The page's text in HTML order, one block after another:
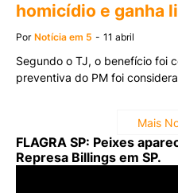
homicídio e ganha
Por Notícia em 5 - 11 abril
Segundo o TJ, o benefício foi
preventiva do PM foi
Mais
FLAGRA SP: Peixes
Represa Billings em SP.